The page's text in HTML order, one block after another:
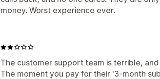
money. Worst experience ever.
The customer support team is terrible,
The moment you pay for their '3-month